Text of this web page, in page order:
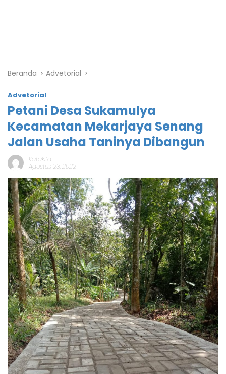
Beranda Advetorial
Advetorial
Petani Desa Sukamulya
Kecamatan Mekarjaya Senang
Jalan Usaha Taninya Dibangun
Katakita
Agustus 23, 2022